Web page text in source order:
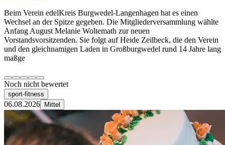
Beim Verein edelKreis Burgwedel-Langenhagen hat es einen
Wechsel an der Spitze gegeben. Die Mitgliederversammlung wählte
Anfang August Melanie Woltemath zur neuen
Vorstandsvorsitzenden. Sie folgt auf Heide Zeilbeck, die den Verein
und den gleichnamigen Laden in Großburgwedel rund 14 Jahre lang
maßge
Noch nicht bewertet
sport-fitness
06.08.2026 Mittel